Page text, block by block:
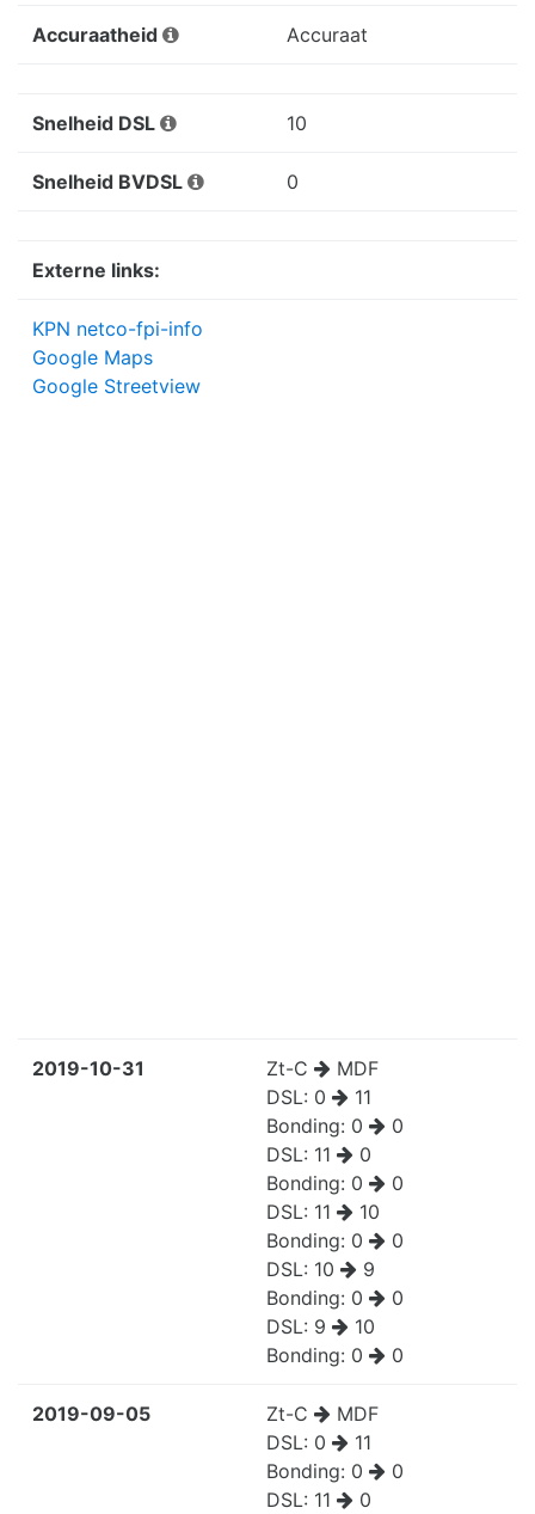
Accuraatheid Accuraat
Snelheid DSL 10
Snelheid BVDSL 0
Externe links:
KPN netco-fpi-info
Google Maps
Google Streetview
2019-10-31 Zt-C
MDF
DSL: 0
11
Bonding: 0
0
DSL: 11
0
Bonding: 0
0
DSL: 11
10
Bonding: 0
0
DSL: 10
9
Bonding: 0
0
DSL: 9
10
Bonding: 0 0
2019-09-05 Zt-C
MDF
DSL: 0
11
Bonding: 0
0
DSL: 11
0